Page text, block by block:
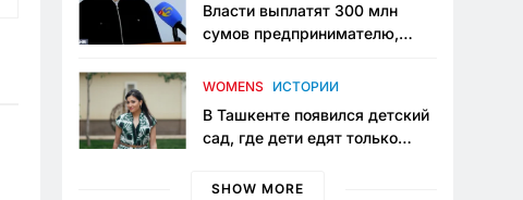
Власти выплатят 300 млн
сумов предпринимателю,
тюрьме по незаконному
WOMENS ИСТОРИИ
В Ташкенте появился детский
сад, где дети едят только
мама, которая устала просить
SHOW MORE